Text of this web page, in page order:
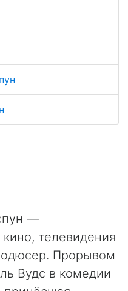
—
телевидения
Прорывом
Вудс в комедии